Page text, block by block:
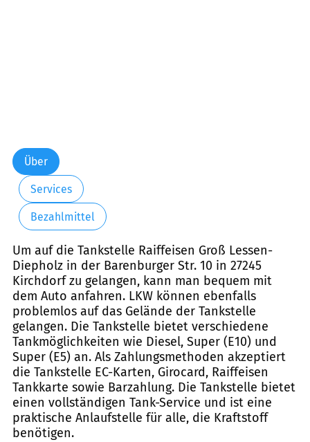
Über
Services
Bezahlmittel
Um auf die Tankstelle Raiffeisen Groß Lessen-
Diepholz in der Barenburger Str. 10 in 27245
Kirchdorf zu gelangen, kann man bequem mit
dem Auto anfahren. LKW können ebenfalls
problemlos auf das Gelände der Tankstelle
gelangen. Die Tankstelle bietet verschiedene
Tankmöglichkeiten wie Diesel, Super (E10) und
Super (E5) an. Als Zahlungsmethoden akzeptiert
die Tankstelle EC-Karten, Girocard, Raiffeisen
Tankkarte sowie Barzahlung. Die Tankstelle bietet
einen vollständigen Tank-Service und ist eine
praktische Anlaufstelle für alle, die Kraftstoff
benötigen.